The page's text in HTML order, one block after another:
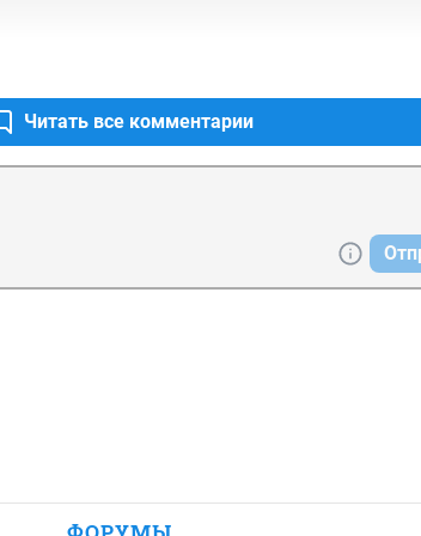
Читать все комментарии